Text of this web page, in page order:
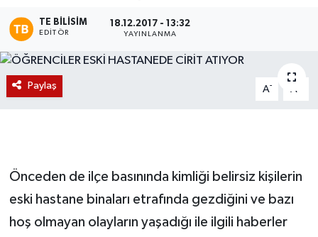
TE BILISIM
EDITÖR
18.12.2017 - 13:32
YAYINLANMA
Paylaş A- A
Önceden de ilçe basınında kimliği belirsiz kişilerin
eski hastane binaları etrafında gezdiğini ve bazı
hoş olmayan olayların yaşadığı ile ilgili haberler
Magazin
Etkinlikler